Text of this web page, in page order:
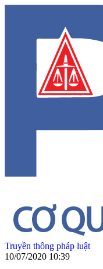
Truyền thông pháp luật
10/07/2020 10:39